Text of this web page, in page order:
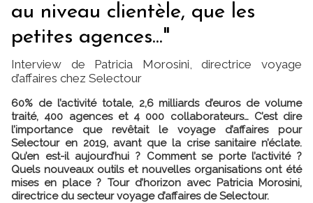
au niveau clientèle, que les
petites agences..."
Interview de Patricia Morosini, directrice voyage
d’affaires chez Selectour
60% de l’activité totale, 2,6 milliards d’euros de volume
traité, 400 agences et 4 000 collaborateurs… C’est dire
l’importance que revêtait le voyage d’affaires pour
Selectour en 2019, avant que la crise sanitaire n’éclate.
Qu’en est-il aujourd’hui ? Comment se porte l’activité ?
Quels nouveaux outils et nouvelles organisations ont été
mises en place ? Tour d’horizon avec Patricia Morosini,
directrice du secteur voyage d’affaires de Selectour.